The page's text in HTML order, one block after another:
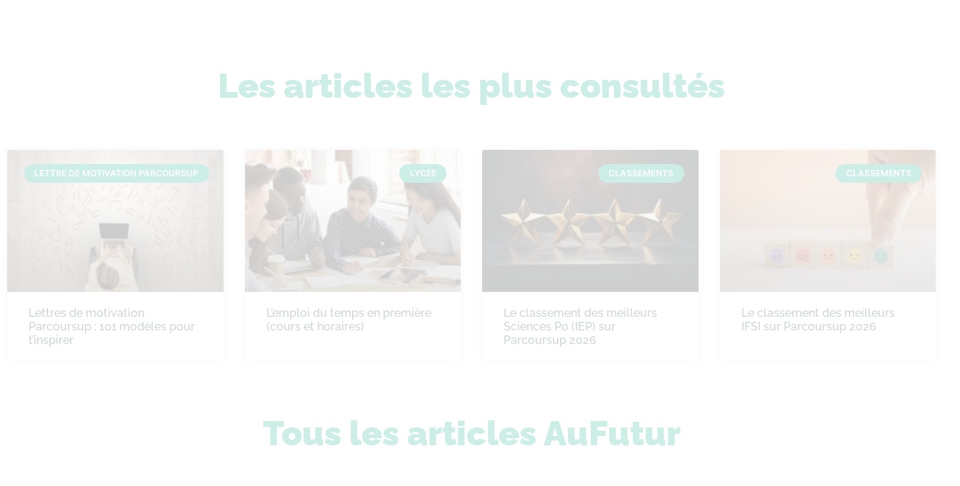
Les articles les plus consultés
LETTRE DE MOTIVATION PARCOURSUP
Lettres de motivation
Parcoursup : 101 modèles pour
t’inspirer
LYCÉE
L’emploi du temps en première
(cours et horaires)
CLASSEMENTS
Le classement des meilleurs
Sciences Po (IEP) sur
Parcoursup 2026
CLASSEMENTS
Le classement des meilleurs
IFSI sur Parcoursup 2026
Tous les articles AuFutur